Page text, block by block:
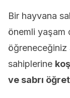
Bir hayvana
önemli yaşam
öğreneceğiniz
sahiplerine
ve sabrı